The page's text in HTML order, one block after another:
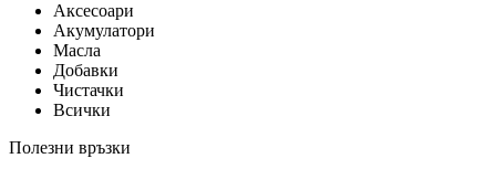
Аксесоари
Акумулатори
Масла
Добавки
Чистачки
Всички
Полезни връзки